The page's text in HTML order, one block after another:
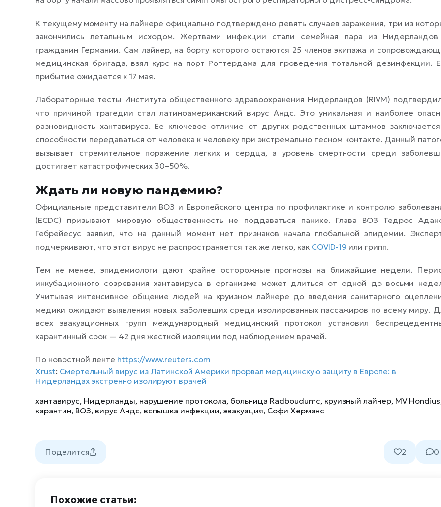
К текущему моменту на лайнере официально подтверждено девять случаев заражения, три из
закончились летальным исходом. Жертвами инфекции стали семейная пара из
гражданин Германии. Сам лайнер, на борту которого остаются 25 членов экипажа и
медицинская бригада, взял курс на порт Роттердама для проведения тотальной дезинфекции.
прибытие ожидается к 17 мая.
Лабораторные тесты Института общественного здравоохранения Нидерландов (RIVM)
что причиной трагедии стал латиноамериканский вирус Андс. Это уникальная и наиболее
разновидность хантавируса. Ее ключевое отличие от других родственных штаммов
способности передаваться от человека к человеку при экстремально тесном контакте. Данный
вызывает стремительное поражение легких и сердца, а уровень смертности среди
достигает катастрофических 30–50%.
Ждать ли новую пандемию?
Официальные представители ВОЗ и Европейского центра по профилактике и контролю
(ECDC) призывают мировую общественность не поддаваться панике. Глава ВОЗ Тедрос
Гебрейесус заявил, что на данный момент нет признаков начала глобальной эпидемии.
подчеркивают, что этот вирус не распространяется так же легко, как COVID-19 или грипп.
Тем не менее, эпидемиологи дают крайне осторожные прогнозы на ближайшие недели.
инкубационного созревания хантавируса в организме может длиться от одной до восьми
Учитывая интенсивное общение людей на круизном лайнере до введения санитарного
медики ожидают выявления новых заболевших среди изолированных пассажиров по всему миру.
всех эвакуационных групп международный медицинский протокол установил
карантинный срок — 42 дня жесткой изоляции под наблюдением врачей.
По новостной ленте https://www.reuters.com
Xrust: Смертельный вирус из Латинской Америки прорвал медицинскую защиту в Европе: в
Нидерландах экстренно изолируют врачей
хантавирус, Нидерланды, нарушение протокола, больница Radboudumc, круизный лайнер, MV Hondius,
карантин, ВОЗ, вирус Андс, вспышка инфекции, эвакуация, Софи Херманс
Поделится 2 0
Похожие статьи: